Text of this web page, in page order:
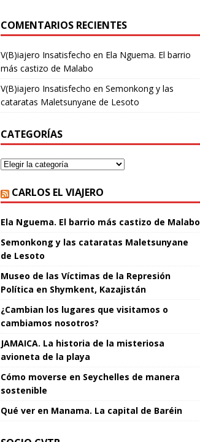
COMENTARIOS RECIENTES
V(B)iajero Insatisfecho en Ela Nguema. El barrio
más castizo de Malabo
V(B)iajero Insatisfecho en Semonkong y las
cataratas Maletsunyane de Lesoto
CATEGORÍAS
CARLOS EL VIAJERO
Ela Nguema. El barrio más castizo de Malabo
Semonkong y las cataratas Maletsunyane
de Lesoto
Museo de las Víctimas de la Represión
Política en Shymkent, Kazajistán
¿Cambian los lugares que visitamos o
cambiamos nosotros?
JAMAICA. La historia de la misteriosa
avioneta de la playa
Cómo moverse en Seychelles de manera
sostenible
Qué ver en Manama. La capital de Baréin